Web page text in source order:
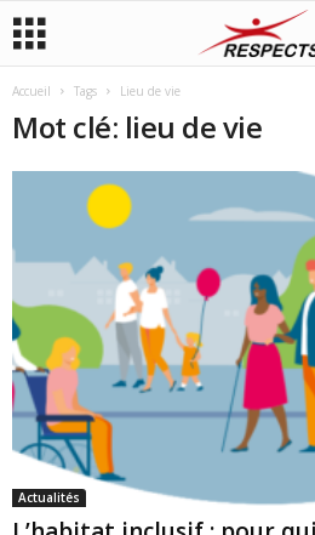
Accueil Tags Lieu de vie
Mot clé: lieu de vie
Actualités